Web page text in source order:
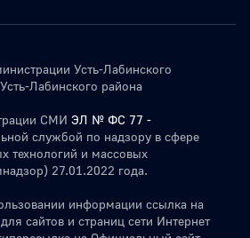
Усть-Лабинского
Лабинского района
СМИ ЭЛ № ФС 77 -
службой по надзору в сфере
технологий и массовых
27.01.2022 года.
информации ссылка на
сайтов и страниц сети Интернет